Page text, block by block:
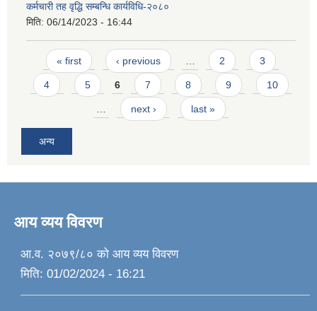
कर्मचारी तह वृद्धि सम्बन्धि कार्यविधि-२०८०
मिति: 06/14/2023 - 16:44
Pages
« first ‹ previous 2 3
4 5 6 7 8 9 10
next › last »
अन्य
आय व्यय विवरण
आ.व. २०७९/८० को आय व्यय विवरण
मिति: 01/02/2024 - 16:21